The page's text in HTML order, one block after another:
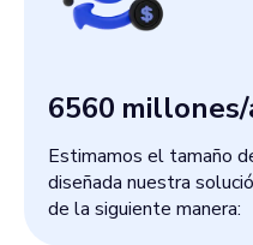
6560
Estimamos el tamaño
diseñada nuestra
de la siguiente manera: